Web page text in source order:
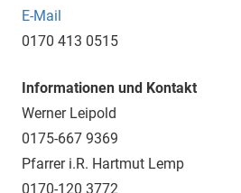
E-Mail
0170 413 0515
Informationen und Kontakt
Werner Leipold
0175-667 9369
Pfarrer i.R. Hartmut Lemp
0170-120 3772